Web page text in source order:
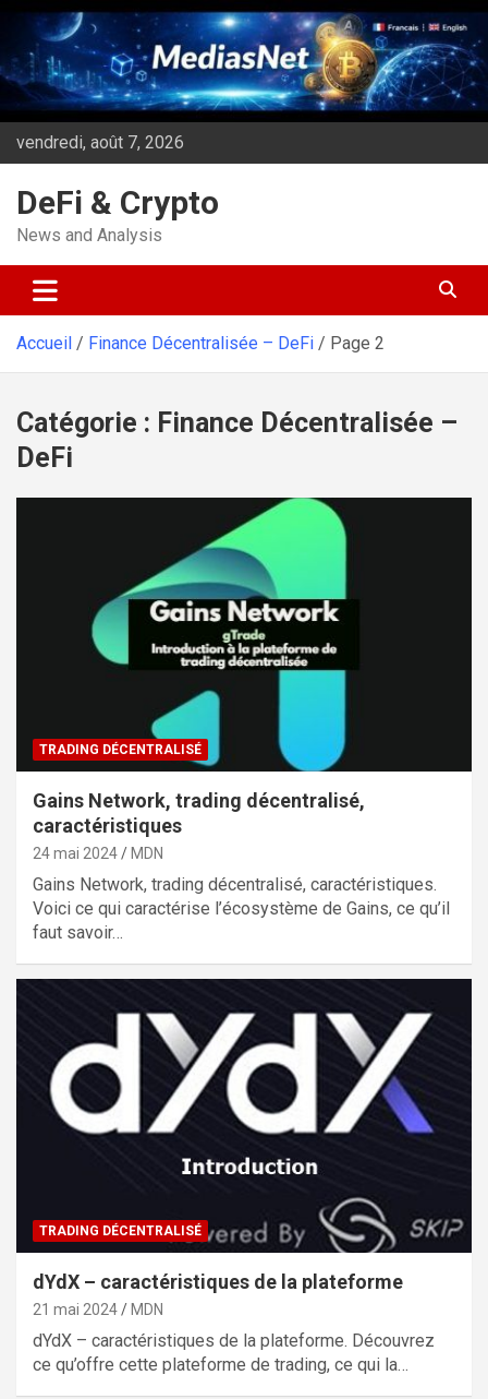
Aller
contenu
vendredi, août 7, 2026
DeFi & Crypto
News and Analysis
Accueil Finance Décentralisée – DeFi Page 2
Catégorie : Finance Décentralisée –
DeFi
TRADING DÉCENTRALISÉ
Gains Network, trading décentralisé,
caractéristiques
24 mai 2024 MDN
Gains Network, trading décentralisé, caractéristiques.
Voici ce qui caractérise l’écosystème de Gains, ce qu’il
faut savoir…
TRADING DÉCENTRALISÉ
dYdX – caractéristiques de la plateforme
21 mai 2024 MDN
dYdX – caractéristiques de la plateforme. Découvrez
ce qu’offre cette plateforme de trading, ce qui la…